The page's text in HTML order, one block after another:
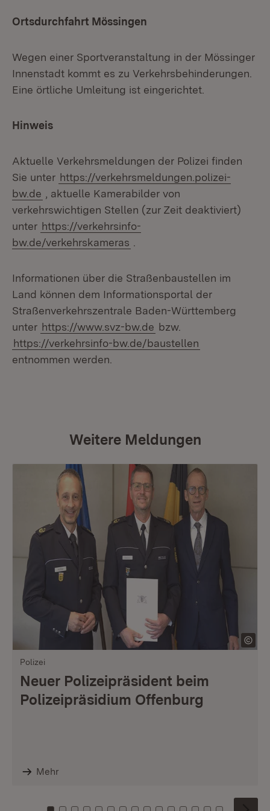
Ortsdurchfahrt Mössingen
Wegen einer Sportveranstaltung in der Mössinger
Innenstadt kommt es zu Verkehrsbehinderungen.
Eine örtliche Umleitung ist eingerichtet.
Hinweis
Aktuelle Verkehrsmeldungen der Polizei finden
Sie unter https://verkehrsmeldungen.polizei-
bw.de
, aktuelle Kamerabilder von
verkehrswichtigen Stellen (zur Zeit deaktiviert)
unter https://verkehrsinfo-
bw.de/verkehrskameras
Informationen über die Straßenbaustellen im
Land können dem Informationsportal der
Straßenverkehrszentrale Baden-Württemberg
unter https://www.svz-bw.de bzw.
https://verkehrsinfo-bw.de/baustellen
entnommen werden.
Weitere Meldungen
Polizei
Neuer Polizeipräsident beim
Polizeipräsidium Offenburg
Mehr